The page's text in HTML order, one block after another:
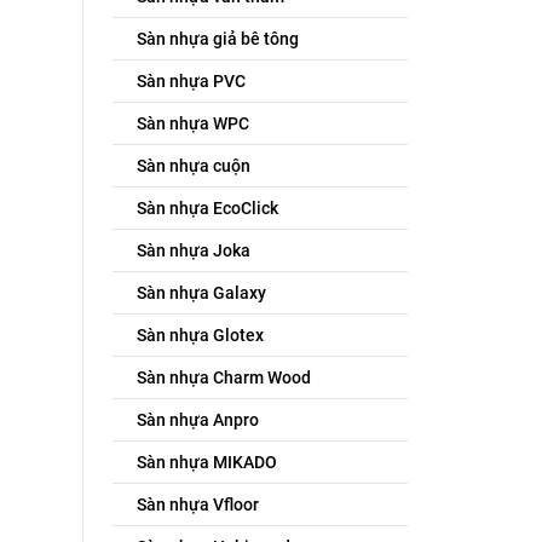
Sàn nhựa giả bê tông
Sàn nhựa PVC
Sàn nhựa WPC
Sàn nhựa cuộn
Sàn nhựa EcoClick
Sàn nhựa Joka
Sàn nhựa Galaxy
Sàn nhựa Glotex
Sàn nhựa Charm Wood
Sàn nhựa Anpro
Sàn nhựa MIKADO
Sàn nhựa Vfloor